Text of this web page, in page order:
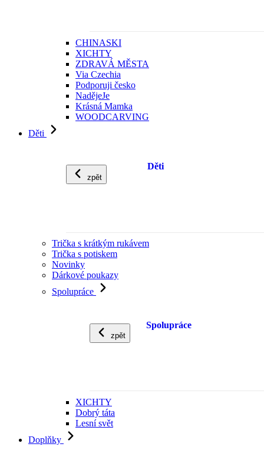
CHINASKI
XICHTY
ZDRAVÁ MĚSTA
Via Czechia
Podporuji česko
NadějeJe
Krásná Mamka
WOODCARVING
Děti
zpět
Děti
Trička s krátkým rukávem
Trička s potiskem
Novinky
Dárkové poukazy
Spolupráce
zpět
Spolupráce
XICHTY
Dobrý táta
Lesní svět
Doplňky